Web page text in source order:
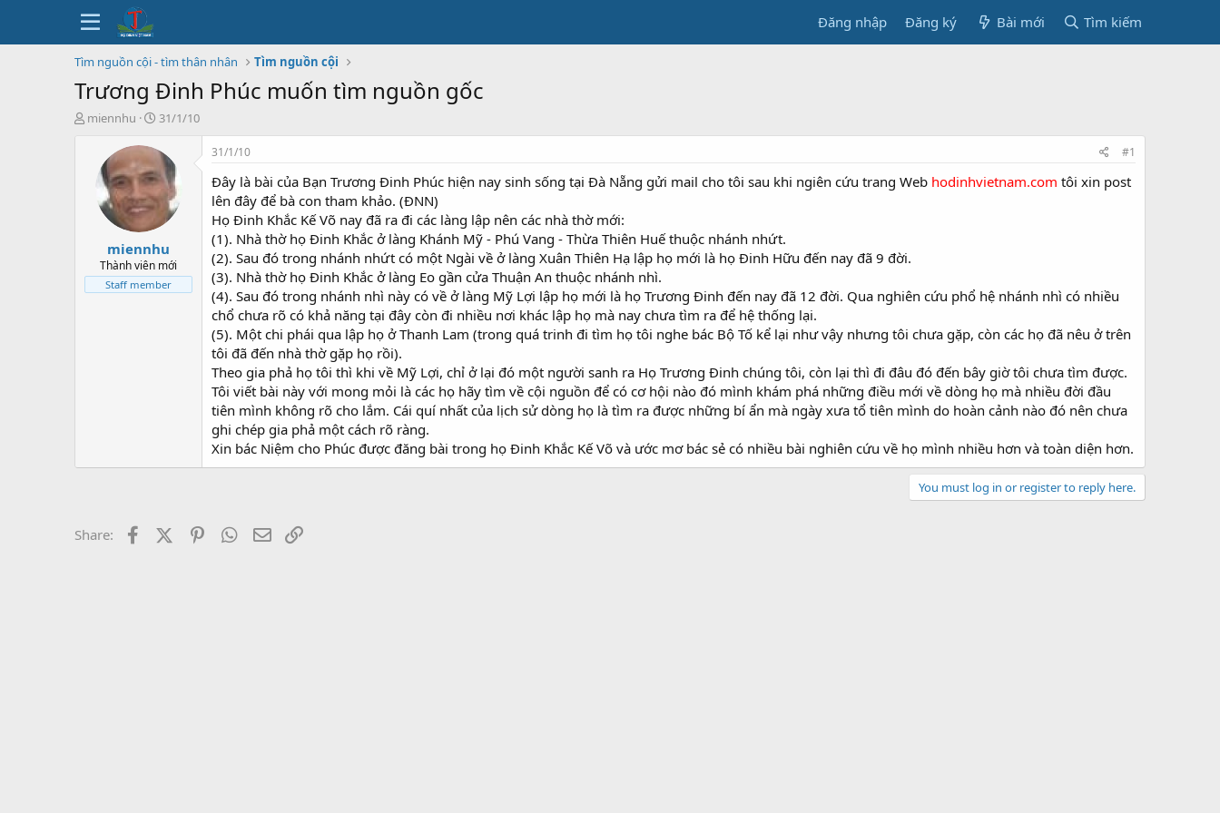
Đăng nhập Đăng ký Bài mới Tìm kiếm
Tìm nguồn cội - tìm thân nhân Tìm nguồn cội
Trương Đinh Phúc muốn tìm nguồn gốc
T
t
e
miennhu
N
à
y
b
ắ
đ
ầ
u
31/1/10
miennhu
Thành viên mới
Staff member
31/1/10 #1
Đây là bài của Bạn Trương Đinh Phúc hiện nay sinh sống tại Đà Nẵng gửi mail cho tôi sau khi ngiên cứu trang Web hodinhvietnam.com tôi xin post
lên đây để bà con tham khảo. (ĐNN)
Họ Đinh Khắc Kế Võ nay đã ra đi các làng lập nên các nhà thờ mới:
(1). Nhà thờ họ Đinh Khắc ở làng Khánh Mỹ - Phú Vang - Thừa Thiên Huế thuộc nhánh nhứt.
(2). Sau đó trong nhánh nhứt có một Ngài về ở làng Xuân Thiên Hạ lập họ mới là họ Đinh Hữu đến nay đã 9 đời.
(3). Nhà thờ họ Đinh Khắc ở làng Eo gần cửa Thuận An thuộc nhánh nhì.
(4). Sau đó trong nhánh nhì này có về ở làng Mỹ Lợi lập họ mới là họ Trương Đinh đến nay đã 12 đời. Qua nghiên cứu phổ hệ nhánh nhì có nhiều
chổ chưa rõ có khả năng tại đây còn đi nhiều nơi khác lập họ mà nay chưa tìm ra để hệ thống lại.
(5). Một chi phái qua lập họ ở Thanh Lam (trong quá trinh đi tìm họ tôi nghe bác Bộ Tố kể lại như vậy nhưng tôi chưa gặp, còn các họ đã nêu ở trên
tôi đã đến nhà thờ gặp họ rồi).
Theo gia phả họ tôi thì khi về Mỹ Lợi, chỉ ở lại đó một người sanh ra Họ Trương Đinh chúng tôi, còn lại thì đi đâu đó đến bây giờ tôi chưa tìm được.
Tôi viết bài này với mong mỏi là các họ hãy tìm về cội nguồn để có cơ hội nào đó mình khám phá những điều mới về dòng họ mà nhiều đời đầu
tiên mình không rõ cho lắm. Cái quí nhất của lịch sử dòng họ là tìm ra được những bí ẩn mà ngày xưa tổ tiên mình do hoàn cảnh nào đó nên chưa
ghi chép gia phả một cách rõ ràng.
Xin bác Niệm cho Phúc được đăng bài trong họ Đinh Khắc Kế Võ và ước mơ bác sẻ có nhiều bài nghiên cứu về họ mình nhiều hơn và toàn diện hơn.
You must log in or register to reply here.
Share: FacebookX (Twitter)PinterestWhatsApp
Email